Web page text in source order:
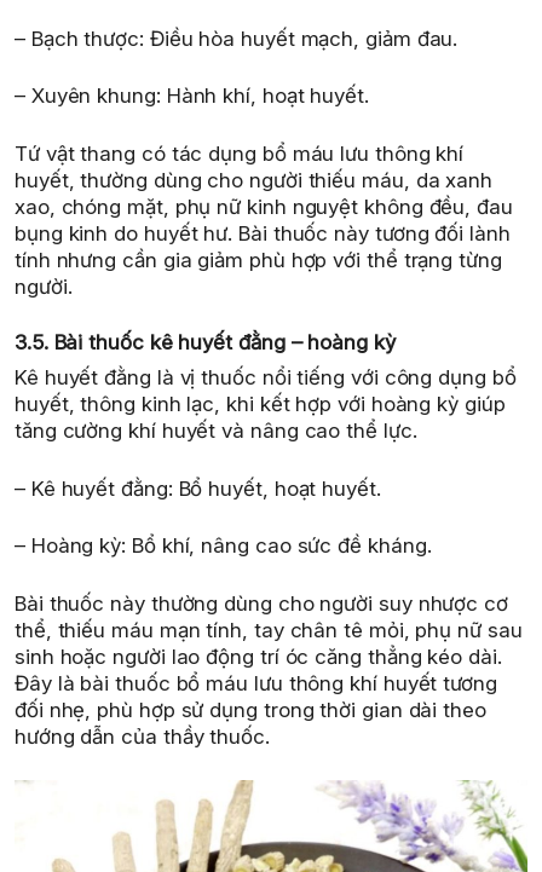
– Bạch thược: Điều hòa huyết mạch, giảm đau.
– Xuyên khung: Hành khí, hoạt huyết.
Tứ vật thang có tác dụng bổ máu lưu thông khí
huyết, thường dùng cho người thiếu máu, da xanh
xao, chóng mặt, phụ nữ kinh nguyệt không đều, đau
bụng kinh do huyết hư. Bài thuốc này tương đối lành
tính nhưng cần gia giảm phù hợp với thể trạng từng
người.
3.5. Bài thuốc kê huyết đằng – hoàng kỳ
Kê huyết đằng là vị thuốc nổi tiếng với công dụng bổ
huyết, thông kinh lạc, khi kết hợp với hoàng kỳ giúp
tăng cường khí huyết và nâng cao thể lực.
– Kê huyết đằng: Bổ huyết, hoạt huyết.
– Hoàng kỳ: Bổ khí, nâng cao sức đề kháng.
Bài thuốc này thường dùng cho người suy nhược cơ
thể, thiếu máu mạn tính, tay chân tê mỏi, phụ nữ sau
sinh hoặc người lao động trí óc căng thẳng kéo dài.
Đây là bài thuốc bổ máu lưu thông khí huyết tương
đối nhẹ, phù hợp sử dụng trong thời gian dài theo
hướng dẫn của thầy thuốc.